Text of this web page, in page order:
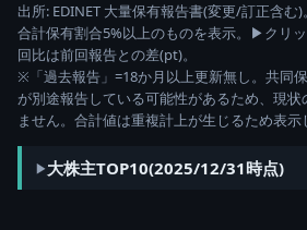
出所: EDINET 大量保有報告書(変更/訂正含む
合計保有割合5%以上のものを表示。▶クリ
回比は前回報告との差(pt)。
※「過去報告」=18か月以上更新無し。共同
が別途報告している可能性があるため、現状
ません。合計値は重複計上が生じるため表示
大株主TOP10(2025/12/31時点)